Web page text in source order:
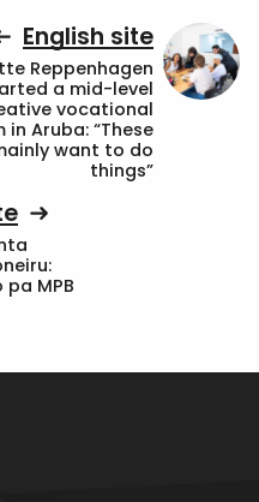
English site
Reppenhagen
a mid-level
vocational
in Aruba: “These
want to do
things”
MPB